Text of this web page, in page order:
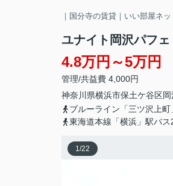
｜国分寺の賃貸｜いい部屋ネ
ユナイト岡沢パフ
4.8万円～5万円
管理/共益費 4,000円
神奈川県横浜市保土ケ谷区
ブルーライン「三ツ沢上
東海道本線「横浜」駅バ
1/22